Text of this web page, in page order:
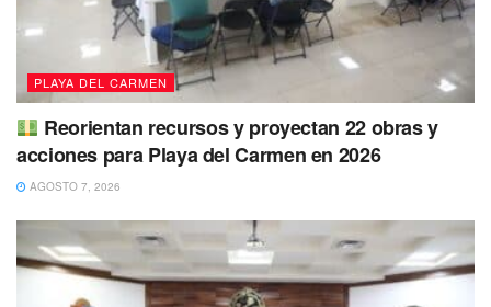
apuestan porPlaya del Carmen. Nuestra presidenta
Estefanía Mercado está demostrando que se puede atraer
turismo, generar economía y también justicia social”,
expresó Muñoz Calero.
La presentación estuvo a cargo de Estefanía Hernández,
secretaria de Turismo, quien destacó que PAFF reunirá a
más de 30 modelos internacionales, reinas de belleza y
diseñadores de renombre. Entre las marcas y talentos
confirmados están Pineda Covalin y Agatha Ruiz de la
Prada. El desfile será gratuito y contará con la conducción
PLAYA DEL CARMEN
Reorientan recursos y proyectan 22 obras y
acciones para Playa del Carmen en 2026
AGOSTO 7, 2026